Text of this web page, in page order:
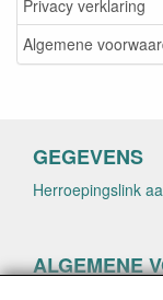
Privacy verklaring
Algemene
GEGEVENS
Herroepingslink
ALGEMENE